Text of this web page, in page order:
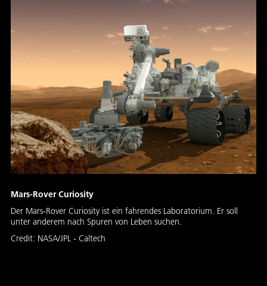
Mars-Rover Curiosity
Der Mars-Rover Curiosity ist ein fahrendes Laboratorium. Er soll
unter anderem nach Spuren von Leben suchen.
Credit: NASA/JPL - Caltech